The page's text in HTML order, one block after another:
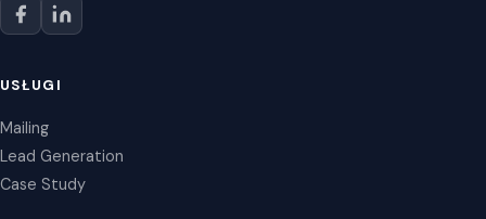
USŁUGI
Mailing
Lead Generation
Case Study